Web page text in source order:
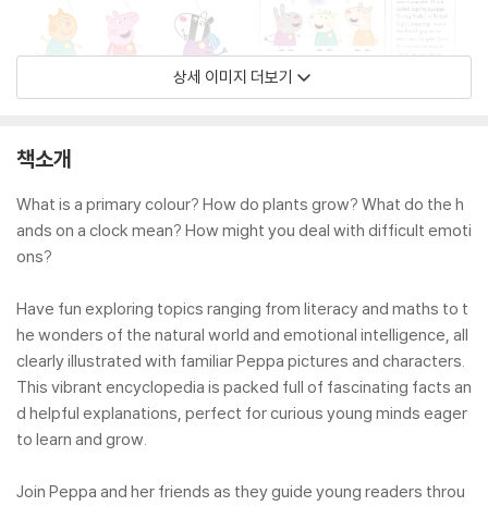
상세 이미지 더보기
책소개
What is a primary colour? How do plants grow? What do the h
ands on a clock mean? How might you deal with difficult emoti
ons?
Have fun exploring topics ranging from literacy and maths to t
he wonders of the natural world and emotional intelligence, all
clearly illustrated with familiar Peppa pictures and characters.
This vibrant encyclopedia is packed full of fascinating facts an
d helpful explanations, perfect for curious young minds eager
to learn and grow.
Join Peppa and her friends as they guide young readers throu